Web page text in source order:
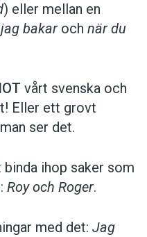
) eller mellan en
jag bakar och när du
vårt svenska och
Eller ett grovt
ser det.
ihop saker som
Roy och Roger.
med det: Jag